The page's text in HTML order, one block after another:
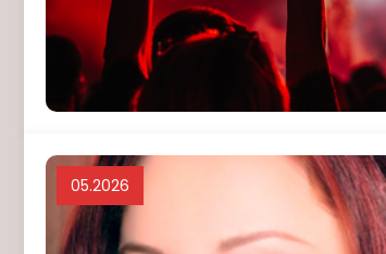
05.2026